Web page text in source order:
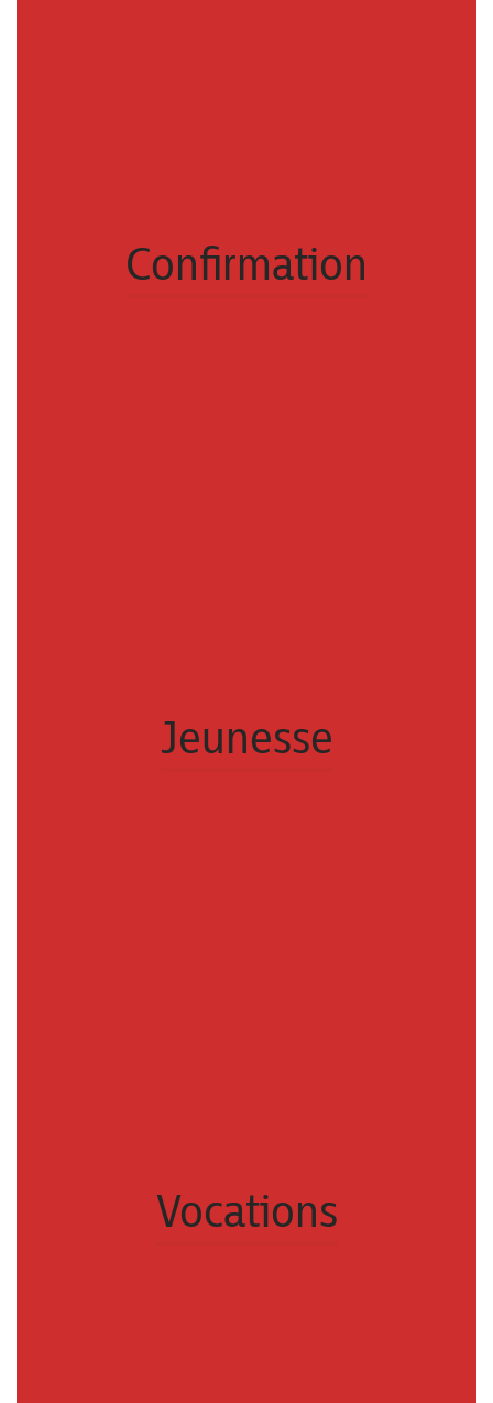
Confirmation
Jeunesse
Vocations